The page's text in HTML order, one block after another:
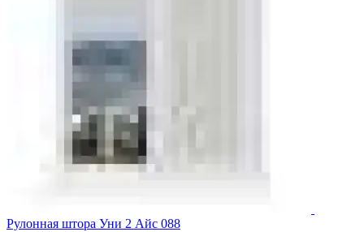
Рулонная штора Уни 2 Айс 088